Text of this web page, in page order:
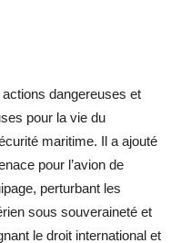
dangereuses et
pour la vie du
maritime. Il a ajouté
pour l’avion de
perturbant les
sous souveraineté et
le droit international et